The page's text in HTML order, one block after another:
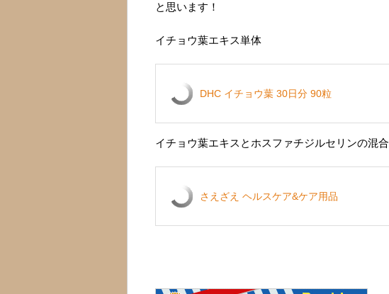
と思います！
イチョウ葉エキス単体
DHC イチョウ葉 30日分 90粒
イチョウ葉エキスとホスファチジルセリンの混合
さえざえ ヘルスケア&ケア用品